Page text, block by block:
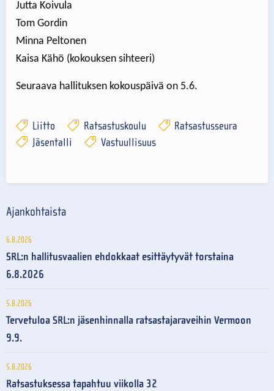
Jutta Koivula
Tom Gordin
Minna Peltonen
Kaisa Kähö (kokouksen sihteeri)
Seuraava hallituksen kokouspäivä on 5.6.
Liitto Ratsastuskoulu
Ratsastusseura
Jäsentalli
Vastuullisuus
Ajankohtaista
6.8.2026
SRL:n hallitusvaalien ehdokkaat esittäytyvät torstaina
6.8.2026
5.8.2026
Tervetuloa SRL:n jäsenhinnalla ratsastajaraveihin Vermoon
9.9.
5.8.2026
Ratsastuksessa tapahtuu viikolla 32